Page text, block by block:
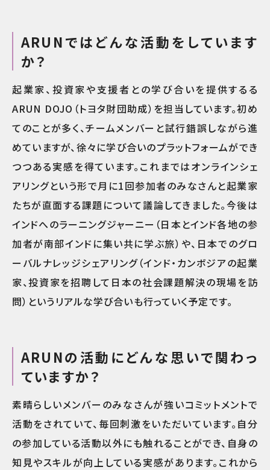
ARUNではどんな活動をしています
か？
起業家、投資家や支援者との学び合いを提供するる
ARUN DOJO（トヨタ財団助成）を担当しています。初め
てのことが多く、チームメンバーと試行錯誤しながら進
めていますが、徐々に学び合いのプラットフォームができ
つつある実感を得ています。これまではオンラインシェ
アリングという形で月に1回参加者のみなさんと起業家
たちが直面する課題について議論してきました。今後は
インドへのラーニングジャーニー（日本とインド各地の参
加者が南部インドに集い共に学ぶ旅）や、日本でのグロ
ーバルナレッジシェアリング（インド・カンボジアの起業
家、投資家を招聘して日本の社会課題解決の現場を訪
問）というリアルな学び合いも行っていく予定です。
ARUNの活動にどんな思いで関わっ
ていますか？
素晴らしいメンバーのみなさんが強いコミットメントで
活動をされていて、毎回刺激をいただいています。自分
の参加している活動以外にも触れることができ、自身の
知見やスキルが向上している実感があります。これから